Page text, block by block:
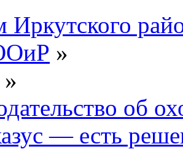
»
»
об
— есть